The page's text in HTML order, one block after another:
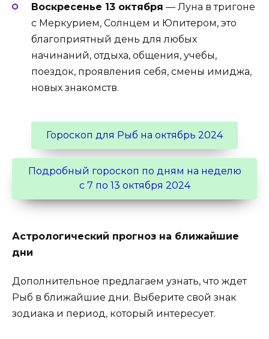
Воскресенье 13 октября — Луна в тригоне
с Меркурием, Солнцем и Юпитером, это
благоприятный день для любых
начинаний, отдыха, общения, учебы,
поездок, проявления себя, смены имиджа,
новых знакомств.
Гороскоп для Рыб на октябрь 2024
Подробный гороскоп по дням на неделю
с 7 по 13 октября 2024
Астрологический прогноз на ближайшие
дни
Дополнительное предлагаем узнать, что ждет
Рыб в ближайшие дни. Выберите свой знак
зодиака и период, который интересует.